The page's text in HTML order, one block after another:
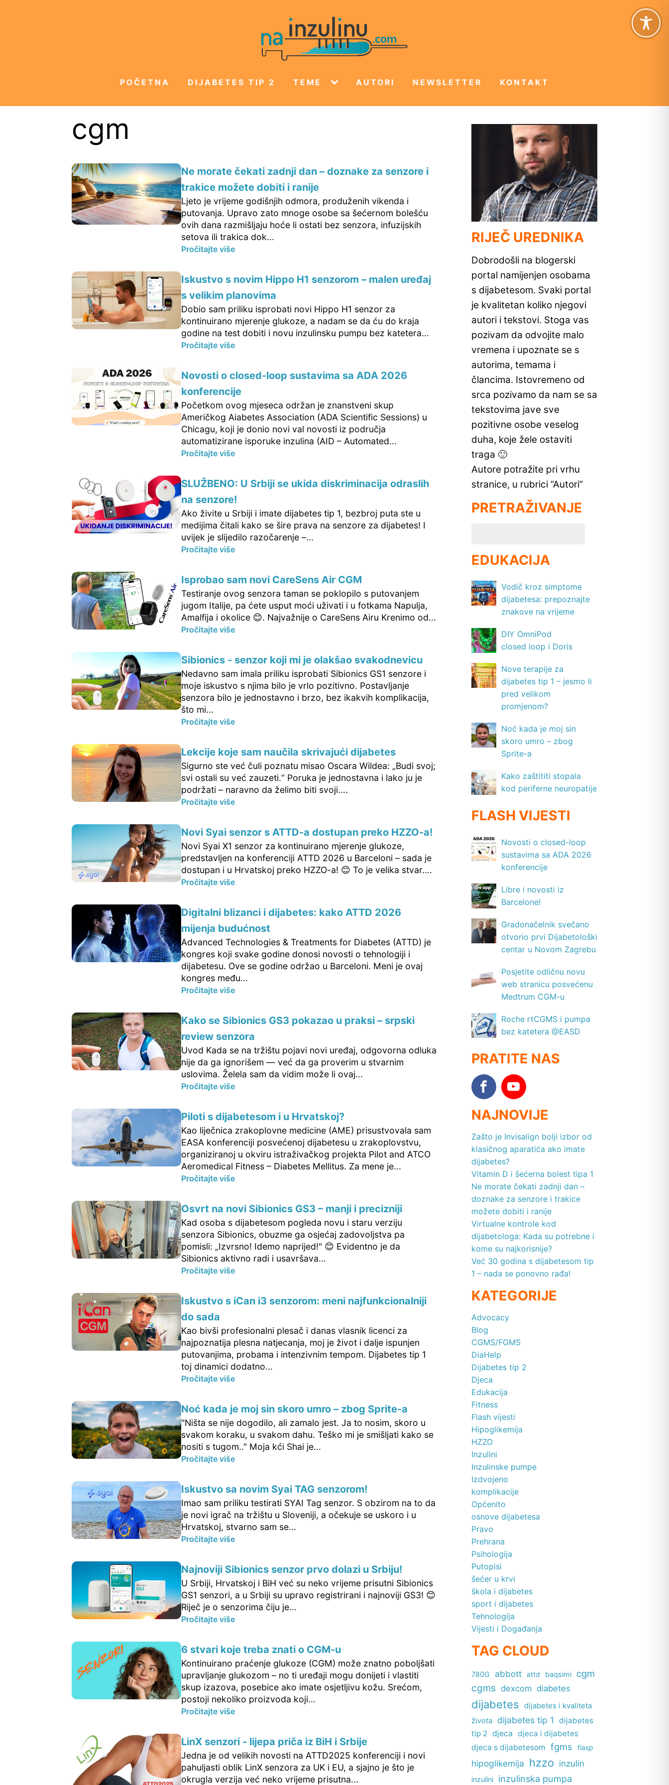
POČETNA DIJABETES TIP 2 TEME AUTORI NEWSLETTER KONTAKT
cgm
Ne morate čekati zadnji dan – doznake za senzore i
trakice možete dobiti i ranije
Ljeto je vrijeme godišnjih odmora, produženih vikenda i
putovanja. Upravo zato mnoge osobe sa šećernom bolešću
ovih dana razmišljaju hoće li ostati bez senzora, infuzijskih
setova ili trakica dok...
Pročitajte više
Iskustvo s novim Hippo H1 senzorom – malen uređaj
s velikim planovima
Dobio sam priliku isprobati novi Hippo H1 senzor za
kontinuirano mjerenje glukoze, a nadam se da ću do kraja
godine na test dobiti i novu inzulinsku pumpu bez katetera...
Pročitajte više
Novosti o closed-loop sustavima sa ADA 2026
konferencije
Početkom ovog mjeseca održan je znanstveni skup
Američkog Aiabetes Association (ADA Scientific Sessions) u
Chicagu, koji je donio novi val novosti iz područja
automatizirane isporuke inzulina (AID – Automated...
Pročitajte više
SLUŽBENO: U Srbiji se ukida diskriminacija odraslih
na senzore!
Ako živite u Srbiji i imate dijabetes tip 1, bezbroj puta ste u
medijima čitali kako se šire prava na senzore za dijabetes! I
uvijek je slijedilo razočarenje –...
Pročitajte više
Isprobao sam novi CareSens Air CGM
Testiranje ovog senzora taman se poklopilo s putovanjem
jugom Italije, pa ćete usput moći uživati i u fotkama Napulja,
Amalfija i okolice 😊. Najvažnije o CareSens Airu Krenimo od...
Pročitajte više
Sibionics - senzor koji mi je olakšao svakodnevicu
Nedavno sam imala priliku isprobati Sibionics GS1 senzore i
moje iskustvo s njima bilo je vrlo pozitivno. Postavljanje
senzora bilo je jednostavno i brzo, bez ikakvih komplikacija,
što mi...
Pročitajte više
Lekcije koje sam naučila skrivajući dijabetes
Sigurno ste već čuli poznatu misao Oscara Wildea: „Budi svoj;
svi ostali su već zauzeti.“ Poruka je jednostavna i lako ju je
podržati – naravno da želimo biti svoji....
Pročitajte više
Novi Syai senzor s ATTD-a dostupan preko HZZO-a!
Novi Syai X1 senzor za kontinuirano mjerenje glukoze,
predstavljen na konferenciji ATTD 2026 u Barceloni – sada je
dostupan i u Hrvatskoj preko HZZO-a! 😊 To je velika stvar....
Pročitajte više
Digitalni blizanci i dijabetes: kako ATTD 2026
mijenja budućnost
Advanced Technologies & Treatments for Diabetes (ATTD) je
kongres koji svake godine donosi novosti o tehnologiji i
dijabetesu. Ove se godine održao u Barceloni. Meni je ovaj
kongres među...
Pročitajte više
Kako se Sibionics GS3 pokazao u praksi – srpski
review senzora
Uvod Kada se na tržištu pojavi novi uređaj, odgovorna odluka
nije da ga ignorišem — već da ga proverim u stvarnim
uslovima. Želela sam da vidim može li ovaj...
Pročitajte više
Piloti s dijabetesom i u Hrvatskoj?
Kao liječnica zrakoplovne medicine (AME) prisustvovala sam
EASA konferenciji posvećenoj dijabetesu u zrakoplovstvu,
organiziranoj u okviru istraživačkog projekta Pilot and ATCO
Aeromedical Fitness – Diabetes Mellitus. Za mene je...
Pročitajte više
Osvrt na novi Sibionics GS3 – manji i precizniji
Kad osoba s dijabetesom pogleda novu i staru verziju
senzora Sibionics, obuzme ga osjećaj zadovoljstva pa
pomisli: „Izvrsno! Idemo naprijed!" 😊 Evidentno je da
Sibionics aktivno radi i usavršava...
Pročitajte više
Iskustvo s iCan i3 senzorom: meni najfunkcionalniji
do sada
Kao bivši profesionalni plesač i danas vlasnik licenci za
najpoznatija plesna natjecanja, moj je život i dalje ispunjen
putovanjima, probama i intenzivnim tempom. Dijabetes tip 1
toj dinamici dodatno...
Pročitajte više
Noć kada je moj sin skoro umro – zbog Sprite-a
"Ništa se nije dogodilo, ali zamalo jest. Ja to nosim, skoro u
svakom koraku, u svakom dahu. Teško mi je smišljati kako se
nositi s tugom.." Moja kći Shai je...
Pročitajte više
Iskustvo sa novim Syai TAG senzorom!
Imao sam priliku testirati SYAI Tag senzor. S obzirom na to da
je novi igrač na tržištu u Sloveniji, a očekuje se uskoro i u
Hrvatskoj, stvarno sam se...
Pročitajte više
Najnoviji Sibionics senzor prvo dolazi u Srbiju!
U Srbiji, Hrvatskoj i BiH već su neko vrijeme prisutni Sibionics
GS1 senzori, a u Srbiji su upravo registrirani i najnoviji GS3! 😊
Riječ je o senzorima čiju je...
Pročitajte više
6 stvari koje treba znati o CGM-u
Kontinuirano praćenje glukoze (CGM) može znatno poboljšati
upravljanje glukozom – no ti uređaji mogu donijeti i vlastiti
skup izazova, posebice ako imate osjetljivu kožu. Srećom,
postoji nekoliko proizvoda koji...
Pročitajte više
LinX senzori - lijepa priča iz BiH i Srbije
Jedna je od velikih novosti na ATTD2025 konferenciji i novi
pahuljasti oblik LinX senzora za UK i EU, a sjajno je što je
okrugla verzija već neko vrijeme prisutna...
RIJEČ UREDNIKA
Dobrodošli na blogerski
portal namijenjen osobama
s dijabetesom. Svaki portal
je kvalitetan koliko njegovi
autori i tekstovi. Stoga vas
pozivam da odvojite malo
vremena i upoznate se s
autorima, temama i
člancima. Istovremeno od
srca pozivamo da nam se sa
tekstovima jave sve
pozitivne osobe veselog
duha, koje žele ostaviti
traga 🙂
Autore potražite pri vrhu
stranice, u rubrici “Autori”
PRETRAŽIVANJE
EDUKACIJA
Vodič kroz simptome
dijabetesa: prepoznajte
znakove na vrijeme
DIY OmniPod
closed loop i Doris
Nove terapije za
dijabetes tip 1 – jesmo li
pred velikom
promjenom?
Noć kada je moj sin
skoro umro – zbog
Sprite-a
Kako zaštititi stopala
kod periferne neuropatije
FLASH VIJESTI
Novosti o closed-loop
sustavima sa ADA 2026
konferencije
Libre i novosti iz
Barcelone!
Gradonačelnik svečano
otvorio prvi Dijabetološki
centar u Novom Zagrebu
Posjetite odličnu novu
web stranicu posvećenu
Medtrum CGM-u
Roche rtCGMS i pumpa
bez katetera @EASD
PRATITE NAS
NAJNOVIJE
Zašto je Invisalign bolji izbor od
klasičnog aparatića ako imate
dijabetes?
Vitamin D i šećerna bolest tipa 1
Ne morate čekati zadnji dan –
doznake za senzore i trakice
možete dobiti i ranije
Virtualne kontrole kod
dijabetologa: Kada su potrebne i
kome su najkorisnije?
Već 30 godina s dijabetesom tip
1 – nada se ponovno rađa!
KATEGORIJE
Advocacy
Blog
CGMS/FGMS
DiaHelp
Dijabetes tip 2
Djeca
Edukacija
Fitness
Flash vijesti
Hipoglikemija
HZZO
Inzulini
Inzulinske pumpe
Izdvojeno
komplikacije
Općenito
osnove dijabetesa
Pravo
Prehrana
Psihologija
Putopisi
šećer u krvi
škola i dijabetes
sport i dijabetes
Tehnologija
Vijesti i Događanja
TAG CLOUD
780G abbott attd baqsimi cgm
cgms dexcom diabetes
dijabetes
dijabetes i kvaliteta
života
dijabetes tip 1
dijabetes
tip 2 djeca djeca i dijabetes
djeca s dijabetesom fgms fiasp
hipoglikemija hzzo inzulin
inzulini inzulinska pumpa